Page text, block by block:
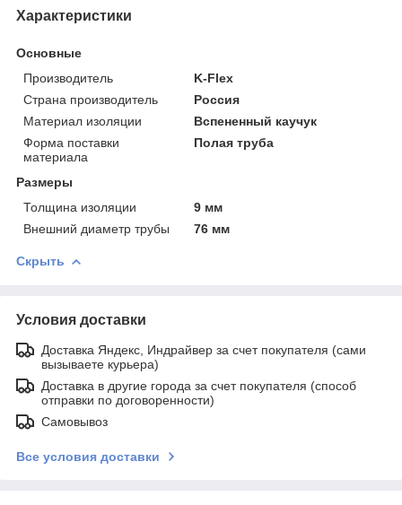
Характеристики
Основные
Производитель
K-Flex
Страна производитель
Россия
Материал изоляции
Вспененный каучук
Форма поставки
материала
Полая труба
Размеры
Толщина изоляции
9 мм
Внешний диаметр трубы
76 мм
Скрыть
Условия доставки
Доставка Яндекс, Индрайвер за счет покупателя (сами
вызываете курьера)
Доставка в другие города за счет покупателя (способ
отправки по договоренности)
Самовывоз
Все условия доставки